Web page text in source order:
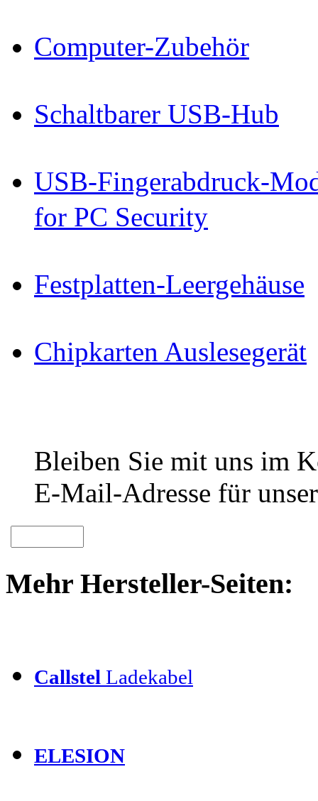
Computer-Zubehör
Schaltbarer USB-Hub
USB-Fingerabdruck-
for PC Security
Festplatten-Leergehäuse
Chipkarten Auslesegerät
Bleiben Sie mit uns im
E-Mail-Adresse für
Mehr Hersteller-Seiten:
Callstel Ladekabel
ELESION